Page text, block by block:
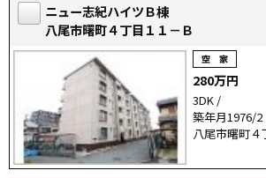
ニュー志紀ハイツＢ棟
八尾市曙町４丁目１１－Ｂ
280万円
3DK /
築年月1976/2
八尾市曙町４